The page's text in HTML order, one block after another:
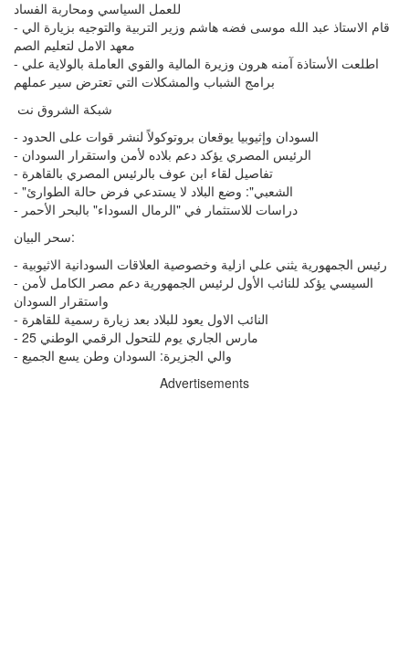
- قام الاستاذ عبد الله موسى فضه هاشم وزير التربية والتوجيه بزيارة الي
معهد الامل لتعليم الصم
- اطلعت الأستاذة آمنه هرون وزيرة المالية والقوي العاملة بالولاية علي
برامج الشباب والمشكلات التي تعترض سير عملهم
شبكة الشروق نت
- السودان وإثيوبيا يوقعان بروتوكولاً لنشر قوات على الحدود
- الرئيس المصري يؤكد دعم بلاده لأمن واستقرار السودان
- تفاصيل لقاء ابن عوف بالرئيس المصري بالقاهرة
- "الشعبي": وضع البلاد لا يستدعي فرض حالة الطوارئ
- دراسات للاستثمار في "الرمال السوداء" بالبحر الأحمر
سحر البيان:
- رئيس الجمهورية يثني علي ازلية وخصوصية العلاقات السودانية الاثيوبية
- السيسي يؤكد للنائب الأول لرئيس الجمهورية دعم مصر الكامل لأمن
واستقرار السودان
- النائب الاول يعود للبلاد بعد زيارة رسمية للقاهرة
- 25 مارس الجاري يوم للتحول الرقمي الوطني
- والي الجزيرة: السودان وطن يسع الجميع
Advertisements